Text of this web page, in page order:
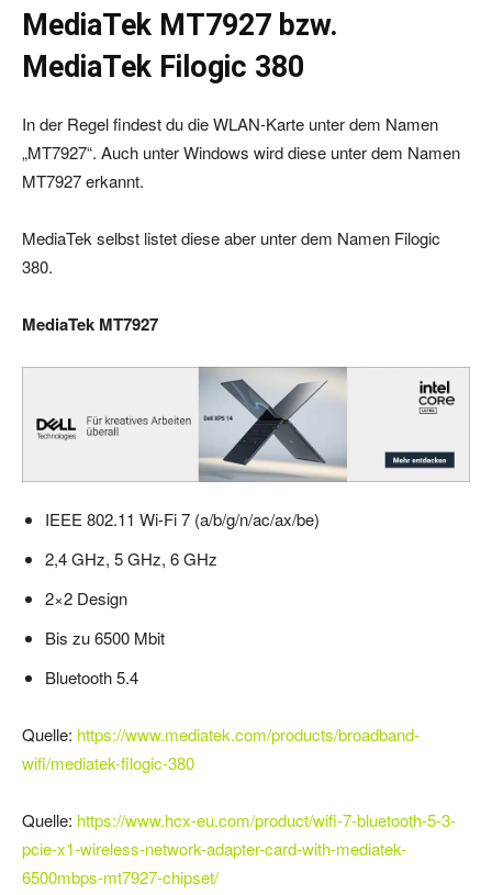
MediaTek MT7927 bzw.
MediaTek Filogic 380
In der Regel findest du die WLAN-Karte unter dem Namen
„MT7927“. Auch unter Windows wird diese unter dem Namen
MT7927 erkannt.
MediaTek selbst listet diese aber unter dem Namen Filogic
380.
MediaTek MT7927
IEEE 802.11 Wi-Fi 7 (a/b/g/n/ac/ax/be)
2,4 GHz, 5 GHz, 6 GHz
2×2 Design
Bis zu 6500 Mbit
Bluetooth 5.4
Quelle: https://www.mediatek.com/products/broadband-
wifi/mediatek-filogic-380
Quelle: https://www.hcx-eu.com/product/wifi-7-bluetooth-5-3-
pcie-x1-wireless-network-adapter-card-with-mediatek-
6500mbps-mt7927-chipset/